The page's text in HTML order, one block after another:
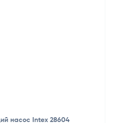
насос Intex 28604